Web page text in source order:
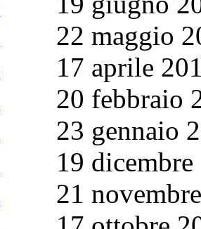
22 maggio
17 aprile
20 febbraio
23 gennaio
19 dicembre
21 novembre